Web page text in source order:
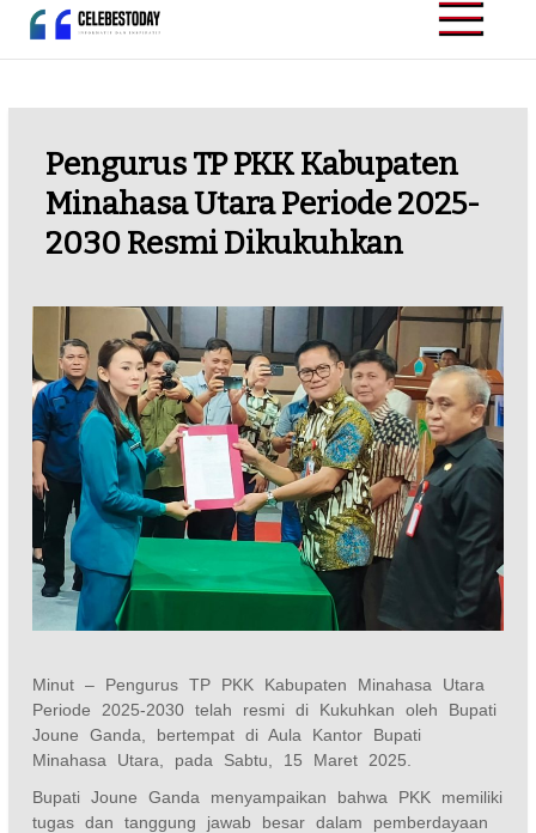
Skip
CELEBESTODAY.ID
Informatif dan
Pengurus TP PKK Kabupaten
Minahasa Utara Periode 2025-
2030 Resmi Dikukuhkan
Minut – Pengurus TP PKK Kabupaten Minahasa Utara
Periode 2025-2030 telah resmi di Kukuhkan oleh Bupati
Joune Ganda, bertempat di Aula Kantor Bupati
Minahasa Utara, pada Sabtu, 15 Maret 2025.
Bupati Joune Ganda menyampaikan bahwa PKK memiliki
tugas dan tanggung jawab besar dalam pemberdayaan